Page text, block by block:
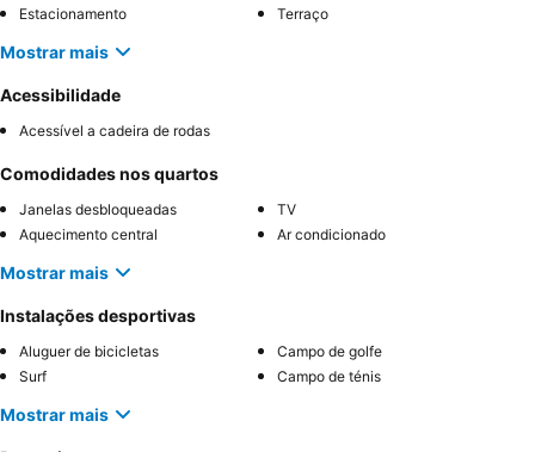
Estacionamento
Terraço
Mostrar mais
Acessibilidade
Acessível a cadeira de rodas
Comodidades nos quartos
Janelas desbloqueadas
TV
Aquecimento central
Ar condicionado
Mostrar mais
Instalações desportivas
Aluguer de bicicletas
Campo de golfe
Surf
Campo de ténis
Mostrar mais